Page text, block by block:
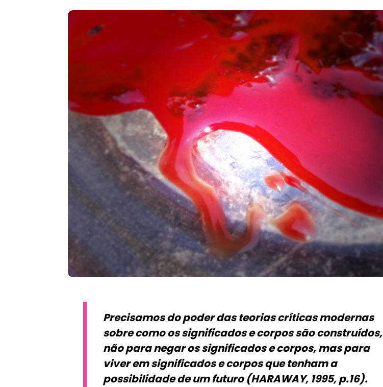
Precisamos do poder das teorias críticas modernas
sobre como os significados e corpos são construídos,
não para negar os significados e corpos, mas para
viver em significados e corpos que tenham a
possibilidade de um futuro (HARAWAY, 1995, p.16).